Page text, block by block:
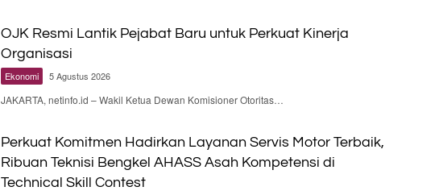
OJK Resmi Lantik Pejabat Baru untuk Perkuat Kinerja
Organisasi
Ekonomi 5 Agustus 2026
JAKARTA, netinfo.id – Wakil Ketua Dewan Komisioner Otoritas…
Perkuat Komitmen Hadirkan Layanan Servis Motor Terbaik,
Ribuan Teknisi Bengkel AHASS Asah Kompetensi di
Technical Skill Contest